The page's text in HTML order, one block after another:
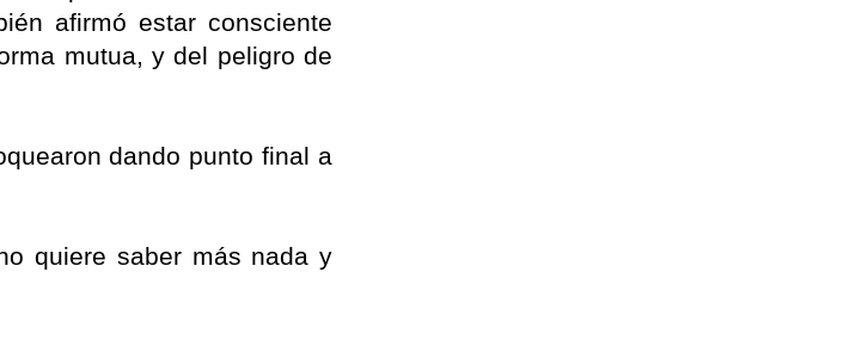
afirmó estar consciente
mutua, y del peligro de
dando punto final a
quiere saber más nada y